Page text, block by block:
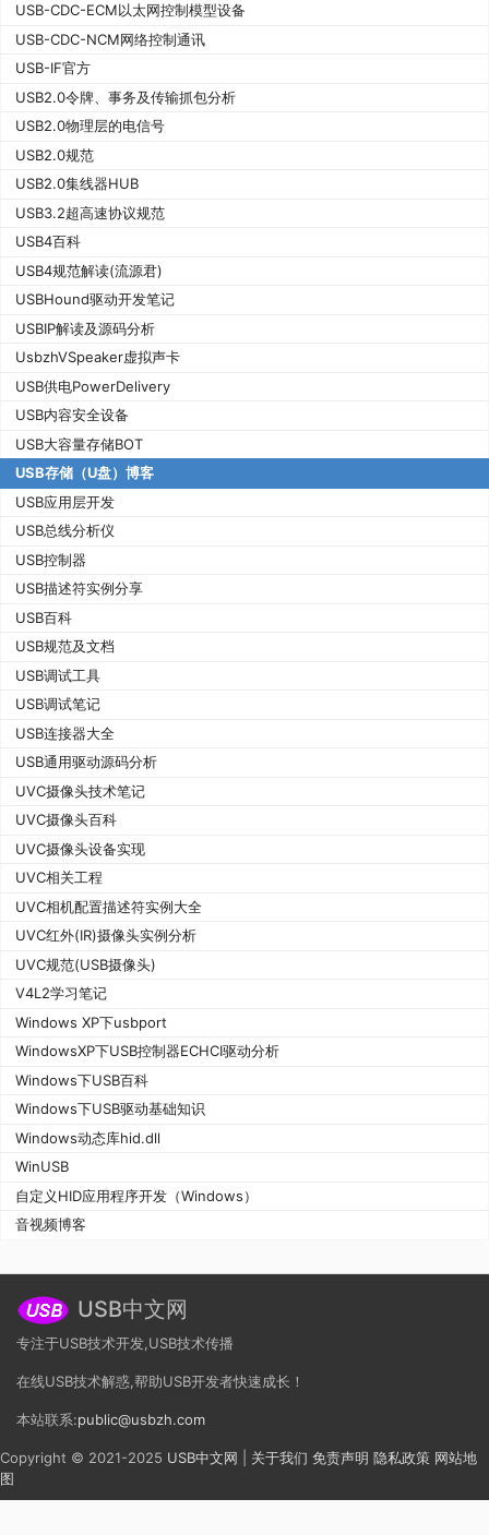
USB-CDC-ECM以太网控制模型设备
USB-CDC-NCM网络控制通讯
USB-IF官方
USB2.0令牌、事务及传输抓包分析
USB2.0物理层的电信号
USB2.0规范
USB2.0集线器HUB
USB3.2超高速协议规范
USB4百科
USB4规范解读(流源君)
USBHound驱动开发笔记
USBIP解读及源码分析
UsbzhVSpeaker虚拟声卡
USB供电PowerDelivery
USB内容安全设备
USB大容量存储BOT
USB存储（U盘）博客
USB应用层开发
USB总线分析仪
USB控制器
USB描述符实例分享
USB百科
USB规范及文档
USB调试工具
USB调试笔记
USB连接器大全
USB通用驱动源码分析
UVC摄像头技术笔记
UVC摄像头百科
UVC摄像头设备实现
UVC相关工程
UVC相机配置描述符实例大全
UVC红外(IR)摄像头实例分析
UVC规范(USB摄像头)
V4L2学习笔记
Windows XP下usbport
WindowsXP下USB控制器ECHCI驱动分析
Windows下USB百科
Windows下USB驱动基础知识
Windows动态库hid.dll
WinUSB
自定义HID应用程序开发（Windows）
音视频博客
USB中文网
专注于USB技术开发,USB技术传播
在线USB技术解惑,帮助USB开发者快速成长！
本站联系:public@usbzh.com
Copyright © 2021-2025 USB中文网 关于我们 免责声明 隐私政策 网站地
图